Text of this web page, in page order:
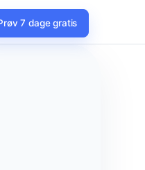
7 dage gratis